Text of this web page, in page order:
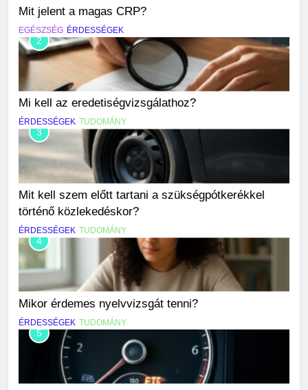
Mit jelent a magas CRP?
EGÉSZSÉG ÉRDESSÉGEK
2
Mi kell az eredetiségvizsgálathoz?
ÉRDESSÉGEK TUDOMÁNY
3
Mit kell szem előtt tartani a szükségpótkerékkel
történő közlekedéskor?
ÉRDESSÉGEK TUDOMÁNY
4
Mikor érdemes nyelvvizsgát tenni?
ÉRDESSÉGEK TUDOMÁNY
5